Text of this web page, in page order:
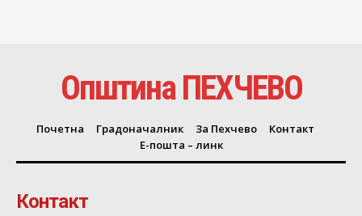
Општина ПЕХЧЕВО
Почетна Градоначалник За Пехчево
Контакт
Е-пошта – линк
Контакт